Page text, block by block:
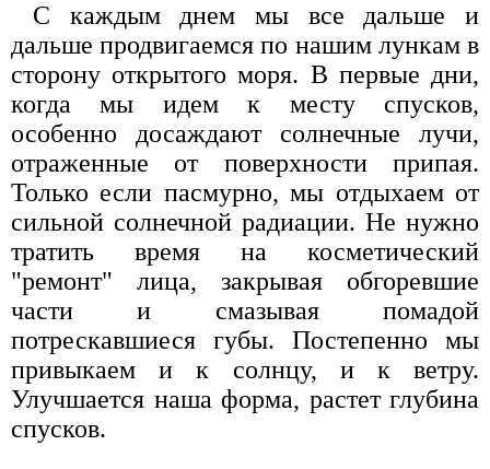
С каждым днем мы все дальше и
дальше продвигаемся по нашим лункам в
сторону открытого моря. В первые дни,
когда мы идем к месту спусков,
особенно досаждают солнечные лучи,
отраженные от поверхности припая.
Только если пасмурно, мы отдыхаем от
сильной солнечной радиации. Не нужно
тратить время на косметический
"ремонт" лица, закрывая обгоревшие
части и смазывая помадой
потрескавшиеся губы. Постепенно мы
привыкаем и к солнцу, и к ветру.
Улучшается наша форма, растет глубина
спусков.